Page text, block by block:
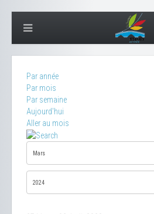
Par année
Par mois
Par semaine
Aujourd'hui
Aller au mois